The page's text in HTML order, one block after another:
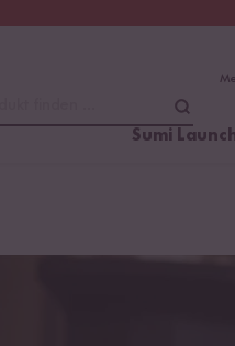
Sumi